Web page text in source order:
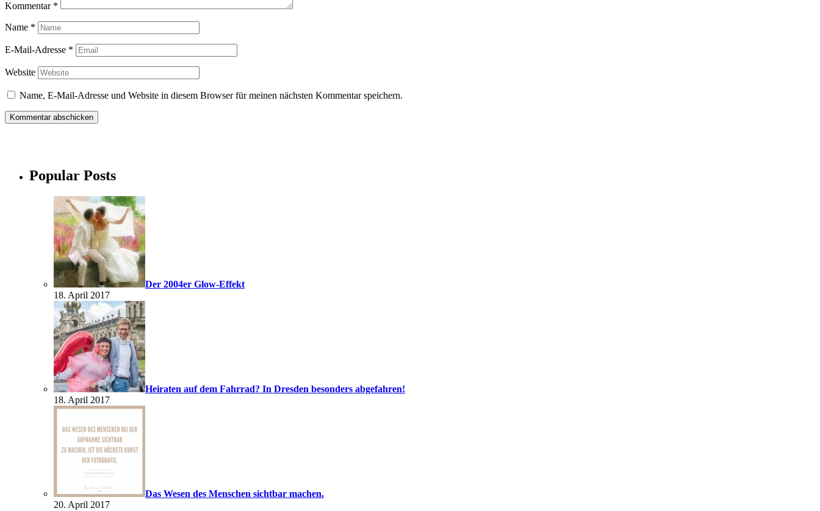
Kommentar *
Name *
E-Mail-Adresse *
Website
Name, E-Mail-Adresse und Website in diesem Browser für meinen nächsten Kommentar speichern.
Popular Posts
Der 2004er Glow-Effekt
18. April 2017
Heiraten auf dem Fahrrad? In Dresden besonders abgefahren!
18. April 2017
Das Wesen des Menschen sichtbar machen.
20. April 2017